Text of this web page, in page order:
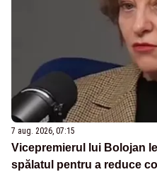
7 aug. 2026, 07:15
Vicepremierul lui Bolojan
spălatul pentru a reduce